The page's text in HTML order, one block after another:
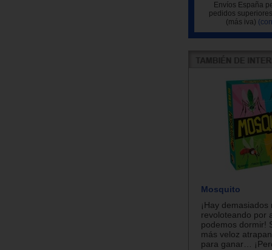
Envíos España
pedidos
(más iva)
Mosquito
¡Hay demasiados
revoloteando por
podemos dormir!
más veloz
para ganar…